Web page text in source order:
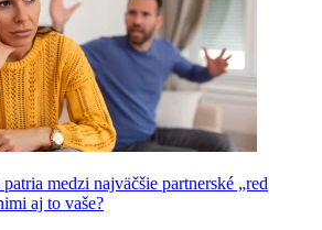
medzi najväčšie partnerské „red
aj to vaše?